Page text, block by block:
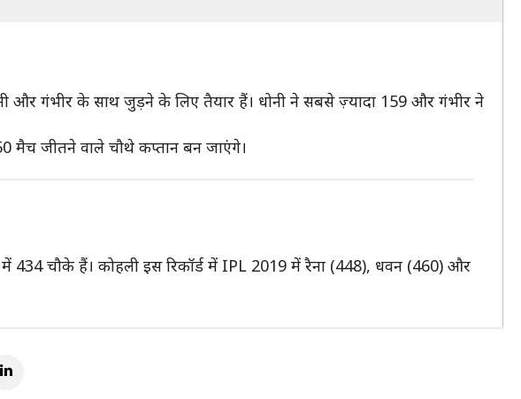
और गंभीर के साथ जुड़ने के लिए तैयार हैं। धोनी ने सबसे ज़्यादा 159 और गंभीर ने
मैच जीतने वाले चौथे कप्तान बन जाएंगे।
434 चौके हैं। कोहली इस रिकॉर्ड में IPL 2019 में रैना (448), धवन (460) और